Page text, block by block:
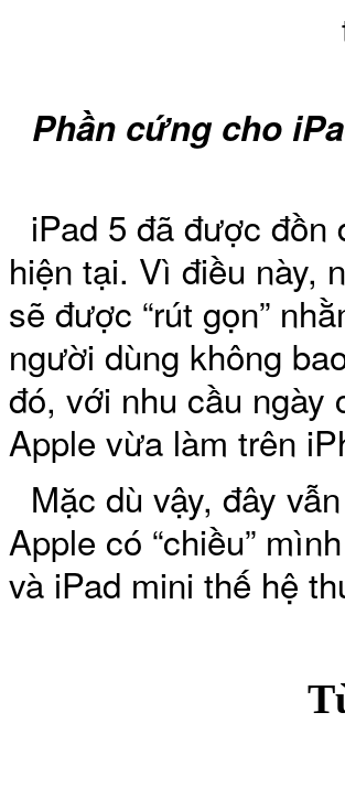
Phần cứng cho
iPad 5 đã được đồn
hiện tại. Vì điều này,
sẽ được “rút gọn”
người dùng không
đó, với nhu cầu ngày
Apple vừa làm trên
Mặc dù vậy, đây
Apple có “chiều”
và iPad mini thế hệ